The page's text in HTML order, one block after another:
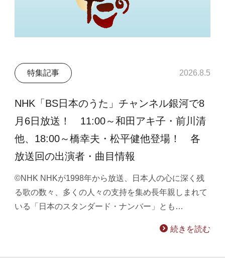
特集記事 2026.8.5
NHK「BS日本のうた」チャンネル銀河で8
月6日放送！ 11:00～和田アキ子・前川清
他、18:00～橋幸夫・松平健他登場！ 各
放送回の出演者・曲目情報
©NHK NHKが1998年から放送、日本人の心に深く残
る歌の数々、多くの人々の支持を集め長年親しまれて
いる「日本のスタンダード・ナンバー」とも…
続きを読む